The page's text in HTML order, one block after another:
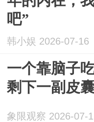
吧”
韩小娱 2026-07-16
一个靠脑子
剩下一副皮
象限观察 2026-07-